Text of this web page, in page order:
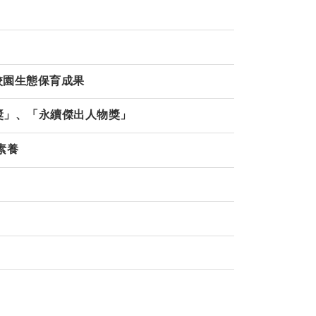
生態保育成果
、「永續傑出人物獎」
養